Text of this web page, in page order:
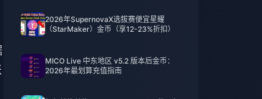
2026年SupernovaX选拔赛便宜星耀
（StarMaker）金币（享12-23%折扣）
MICO Live 中东地区 v5.2 版本后金币：
2026年最划算充值指南